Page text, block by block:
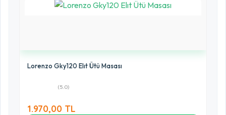
Lorenzo Gky120 Elıt Ütü Masası
(5.0)
1.970,00 TL